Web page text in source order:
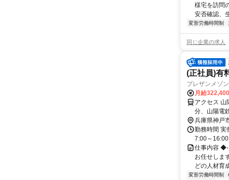
様宅を訪問
安否確認、
変形労働時間制
同じ企業の求人
(正社員)有
プレザンメゾ
月給
アクセス 山
分、山陽電
分
兵庫県神戸
勤務時間 実
7:00～
仕事内容 ◆-
お任せしま
どの人材育
変形労働時間制